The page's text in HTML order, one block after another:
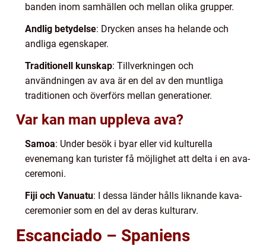
banden inom samhällen och mellan olika grupper.
Andlig betydelse: Drycken anses ha helande och
andliga egenskaper.
Traditionell kunskap: Tillverkningen och
användningen av ava är en del av den muntliga
traditionen och överförs mellan generationer.
Var kan man uppleva ava?
Samoa: Under besök i byar eller vid kulturella
evenemang kan turister få möjlighet att delta i en ava-
ceremoni.
Fiji och Vanuatu: I dessa länder hålls liknande kava-
ceremonier som en del av deras kulturarv.
Escanciado – Spaniens